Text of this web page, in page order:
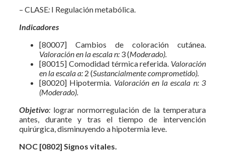
– CLASE: I Regulación metabólica.
Indicadores
[80007] Cambios de coloración cutánea.
Valoración en la escala n: 3 (Moderado).
[80015] Comodidad térmica referida. Valoración
en la escala a: 2 (Sustancialmente comprometido).
[80020] Hipotermia. Valoración en la escala n: 3
(Moderado).
Objetivo: lograr normorregulación de la temperatura
antes, durante y tras el tiempo de intervención
quirúrgica, disminuyendo a hipotermia leve.
NOC [0802] Signos vitales.